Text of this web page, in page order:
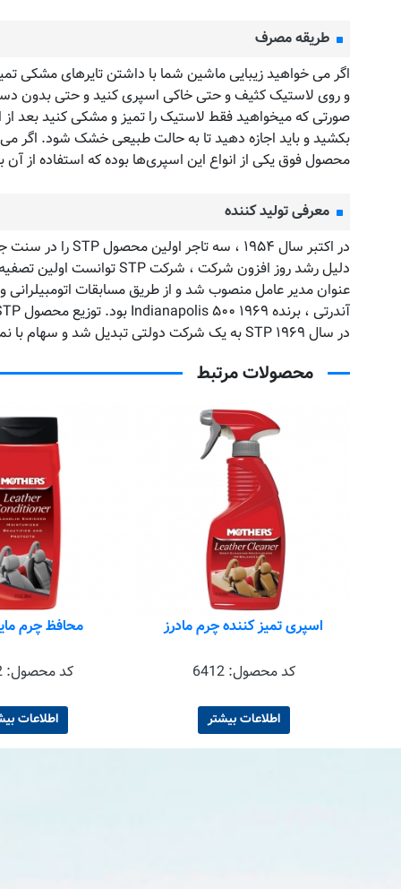
طریقه مصرف
و روی لاستیک کثیف و حتی خاکی اسپری کنید و حتی بدون
صورتی که میخواهید فقط لاستیک را تمیز و مشکی کنید بعد از
بکشید و باید اجازه دهید تا به حالت طبیعی خشک شود. اگر
محصول فوق یکی از انواع این اسپری‌ها بوده که استفاده از آن
معرفی تولید کننده
آندرتی ، برنده ۱۹۶۹ Indianapolis ۵۰۰ بود. توزیع محصول STP شروع به رشد کرد
در سال ۱۹۶۹ STP به یک شرکت دولتی تبدیل شد و سهام با نماد “STP” در بورس اوراق بهادار آمریکا رفت. STP از تیم مسابقه اتومبیل رانی ایندی اتومبیل خود ، ماریو آندریتی ، حمایت مالی کرد.
محصولات مرتبط
اسپری تمیز کننده چرم مادرز
کد محصول:6412
اطلاعات بیشتر
محافظ چرم
کد محصول:
اطلاعات